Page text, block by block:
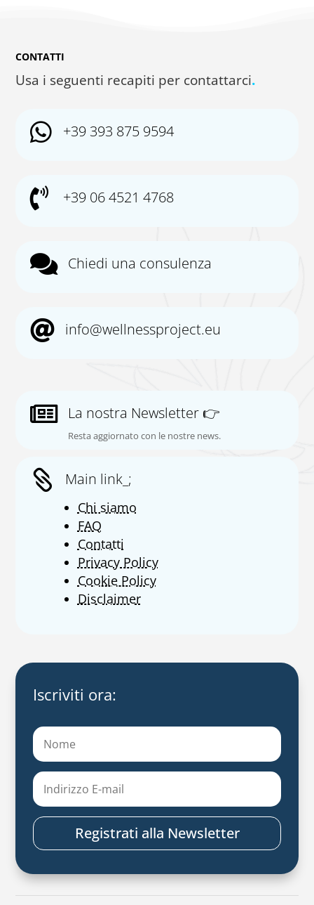
CONTATTI
Usa i seguenti recapiti per contattarci.
 +39 393 875 9594
 +39 06 4521 4768
 Chiedi una consulenza
 info@wellnessproject.eu
 La nostra Newsletter 👉
Resta aggiornato con le nostre news.
 Main link_;
Chi siamo
FAQ
Contatti
Privacy Policy
Cookie Policy
Disclaimer
Iscriviti ora:
Registrati alla Newsletter